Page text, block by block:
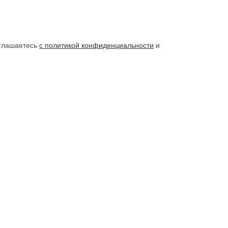
с политикой конфиденциальности и